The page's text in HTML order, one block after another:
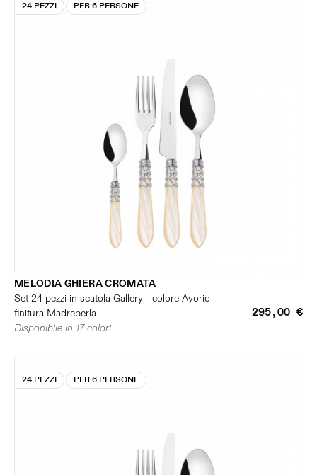
24 PEZZI PER 6 PERSONE
MELODIA GHIERA CROMATA
Set 24 pezzi in scatola Gallery - colore Avorio -
finitura Madreperla
295,00 €
Disponibile in 17 colori
24 PEZZI PER 6 PERSONE